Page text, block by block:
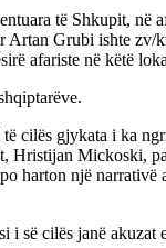
të Shkupit, në
Grubi ishte zv/
​​afariste në këtë
gjykata i ka
Hristijan Mickoski,
harton një
i së cilës janë